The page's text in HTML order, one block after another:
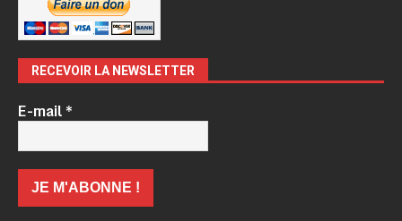
RECEVOIR LA NEWSLETTER
E-mail*